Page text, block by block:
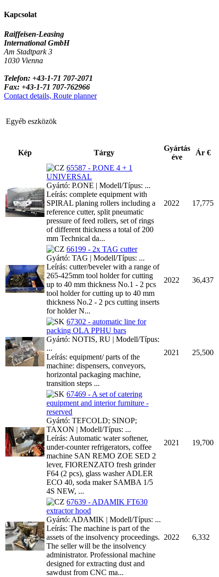
Kapcsolat
Raiffeisen-Leasing
International GmbH
Am Stadtpark 3
1030 Vienna
Telefon: +43-1-71 707-2071
Fax: +43-1-71 707-762966
Contact details, Route planner
Egyéb eszközök
Kép Tárgy
Gyártás
éve
Ár €
65587 - P.ONE 4 + 1
UNIVERSAL
Gyártó: P.ONE | Modell/Típus: ...
Leírás: complete equipment with
SPIRAL planing rollers including a
reference cutter, split pneumatic
pressure of feed rollers, set of rings
of different thickness a total of 200
mm Technical da...
2022 17,775
66199 - 2x TAG cutter
Gyártó: TAG | Modell/Típus: ...
Leírás: cutter/beveler with a range of
265-425mm tool holder for cutting
up to 40 mm thickness No.1 - 2 pcs
tool holder for cutting up to 40 mm
thickness No.2 - 2 pcs cutting inserts
for holder N...
2022 36,437
67302 - automatic line for
packing OLA PPHU bars
Gyártó: NOTIS, RU | Modell/Típus:
...
Leírás: equipment/ parts of the
machine: dispensers, conveyors,
horizontal packaging machine,
transition steps ...
2021 25,500
67469 - A set of catering
equipment and interior furniture -
reserved
Gyártó: TEFCOLD; SINOP;
TAXON | Modell/Típus: ...
Leírás: Automatic water softener,
under-counter refrigerators, coffee
machine SAN REMO ZOE SED 2
lever, FIORENZATO fresh grinder
F64 (2 pcs), glass washer ADLER
ECO 40, soda maker SAMBA 1/5
4S NEW, ...
2021 19,700
67639 - ADAMIK FT630
extractor hood
Gyártó: ADAMIK | Modell/Típus: ...
Leírás: The machine is part of the
assets of the insolvency proceedings.
The seller will be the insolvency
administrator. Professional machine
designed for extracting dust and
sawdust from CNC ma...
2022 6,332